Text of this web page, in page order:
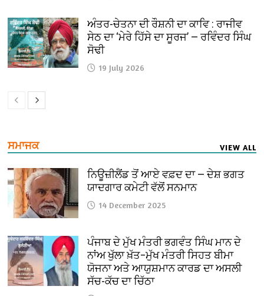
ਅੰਤਰ-ਚੇਤਨਾ ਦੀ ਰੌਸ਼ਨੀ ਦਾ ਕਾਵਿ : ਰਾਜੀਵ
ਸੇਠ ਦਾ ‘ਮੇਰੇ ਹਿੱਸੇ ਦਾ ਸੂਰਜ’ — ਰਵਿੰਦਰ ਸਿੰਘ
ਸੋਢੀ
19 July 2026
ਸਮਾਜਕ VIEW ALL
ਨਿਊਜ਼ੀਲੈਂਡ ਤੋਂ ਆਏ ਵਫ਼ਦ ਦਾ — ਦੇਸ਼ ਭਗਤ
ਯਾਦਗਾਰ ਕਮੇਟੀ ਵੱਲੋਂ ਸਨਮਾਨ
14 December 2025
ਪੰਜਾਬ ਦੇ ਮੁੱਖ ਮੰਤਰੀ ਭਗਵੰਤ ਸਿੰਘ ਮਾਨ ਦੇ
ਨਾਂਅ ਖੁੱਲਾ ਖ਼ੱਤ–ਮੁੱਖ ਮੰਤਰੀ ਸਿਹਤ ਬੀਮਾ
ਯੋਜਨਾ ਅਤੇ ਆਯੁਸ਼ਮਾਨ ਕਾਰਡ ਦਾ ਅਸਲੀ
ਸੱਚ-ਕੱਚ ਦਾ ਚਿੱਠਾ